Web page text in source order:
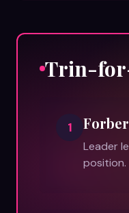
Trin-
1
Leader
position.